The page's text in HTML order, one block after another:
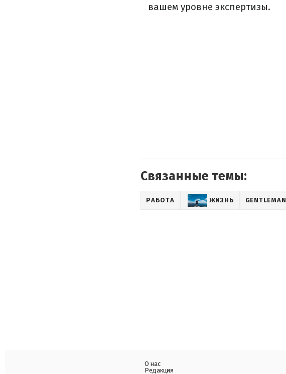
вашем уровне экспертизы.
Связанные темы:
РАБОТА ЖИЗНЬ GENTLEMAN
О нас
Редакция